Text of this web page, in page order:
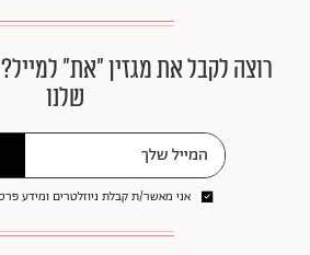
רוצה לקבל את מגזין ״את״
שלנו
אני מאשר/ת קבלת ניוזלטרים ומידע